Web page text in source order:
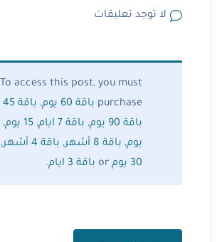
لا توجد تعليقات
To access this post, you must
purchase باقة 60 يوم , باقة 45 يوم
باقة 90 يوم
, باقة 7 ايام , 15 يوم ,
يوم, باقة 8 أشهر , باقة 4 أشهر ,
30 يوم
باقة 3 ايام .